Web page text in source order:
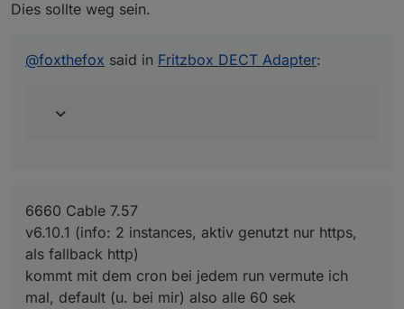
nicht?)
Dies sollte weg sein.
@foxthefox said in Fritzbox DECT Adapter:
6660 Cable 7.57
v6.10.1 (info: 2 instances, aktiv genutzt nur https,
als fallback http)
kommt mit dem cron bei jedem run vermute ich
mal, default (u. bei mir) also alle 60 sek